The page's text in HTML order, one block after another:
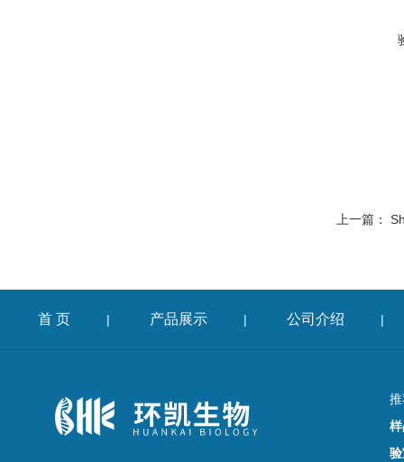
上一篇：
首 页 | 产品展示 | 公司介绍 |